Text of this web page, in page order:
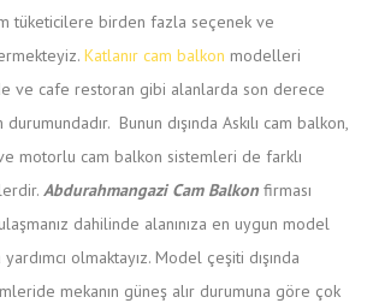
tüketicilere birden fazla seçenek ve
Katlanır cam balkon modelleri
ve cafe restoran gibi alanlarda son derece
Bunun dışında Askılı cam balkon,
motorlu cam balkon sistemleri de farklı
Abdurahmangazi Cam Balkon firması
dahilinde alanınıza en uygun model
olmaktayız. Model çeşiti dışında
mekanın güneş alır durumuna göre çok